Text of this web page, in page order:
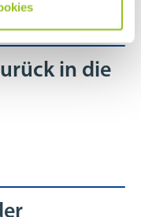
in die